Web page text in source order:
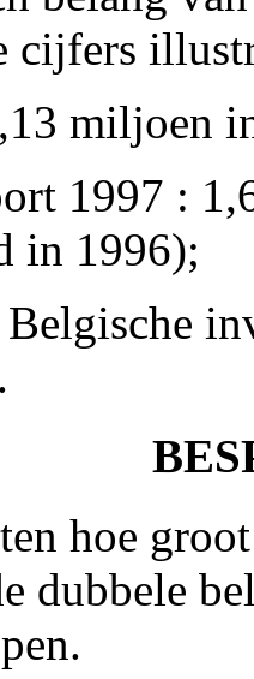
cijfers
miljoen
1997 :
in 1996);
hoe
dubbele